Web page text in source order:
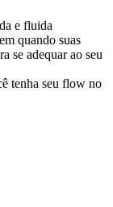
e fluida
quando suas
se adequar ao seu
tenha seu flow no